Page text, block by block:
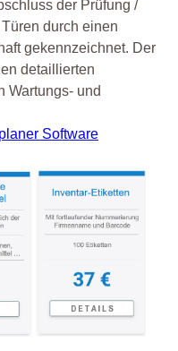
der Prüfung /
durch einen
gekennzeichnet. Der
detaillierten
Wartungs- und
Software